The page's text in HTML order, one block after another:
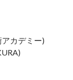
カデミー)